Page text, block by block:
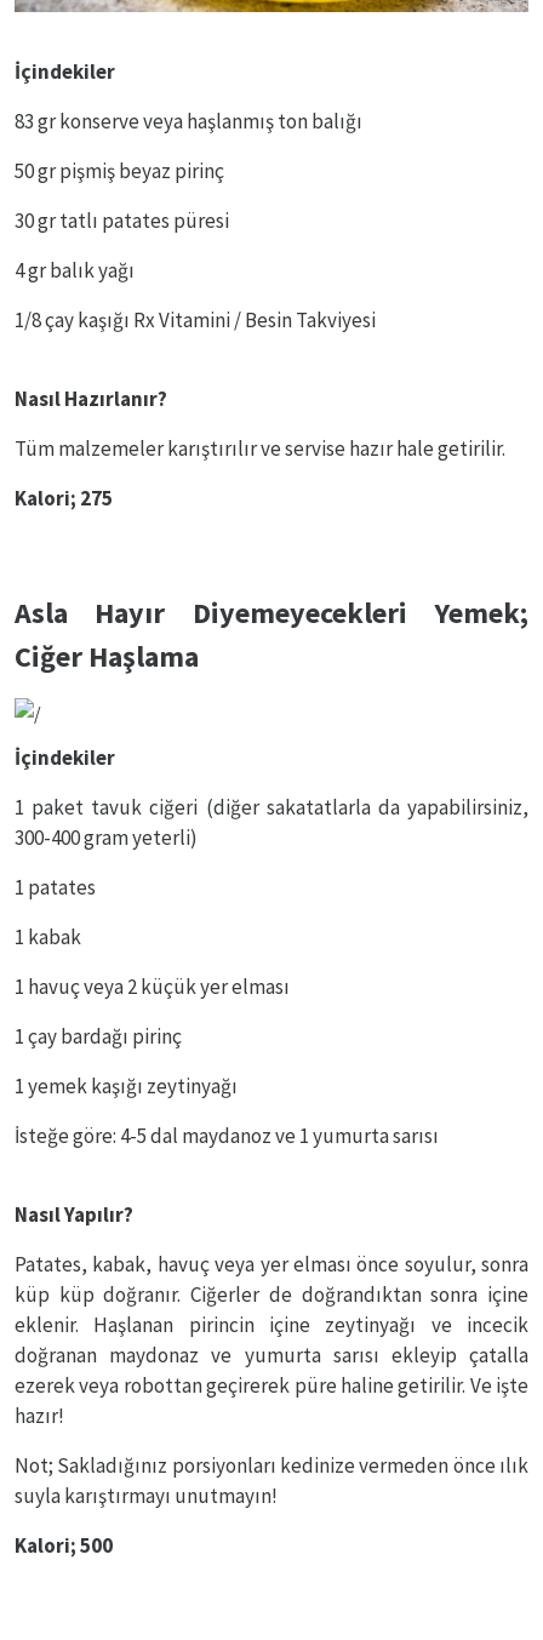
İçindekiler
83 gr konserve veya haşlanmış ton balığı
50 gr pişmiş beyaz pirinç
30 gr tatlı patates püresi
4 gr balık yağı
1/8 çay kaşığı Rx Vitamini / Besin Takviyesi
Nasıl Hazırlanır?
Tüm malzemeler karıştırılır ve servise hazır hale getirilir.
Kalori; 275
Asla Hayır Diyemeyecekleri Yemek;
Ciğer Haşlama
İçindekiler
1 paket tavuk ciğeri (diğer sakatatlarla da yapabilirsiniz,
300-400 gram yeterli)
1 patates
1 kabak
1 havuç veya 2 küçük yer elması
1 çay bardağı pirinç
1 yemek kaşığı zeytinyağı
İsteğe göre: 4-5 dal maydanoz ve 1 yumurta sarısı
Nasıl Yapılır?
Patates, kabak, havuç veya yer elması önce soyulur, sonra
küp küp doğranır. Ciğerler de doğrandıktan sonra içine
eklenir. Haşlanan pirincin içine zeytinyağı ve incecik
doğranan maydonaz ve yumurta sarısı ekleyip çatalla
ezerek veya robottan geçirerek püre haline getirilir. Ve işte
hazır!
Not; Sakladığınız porsiyonları kedinize vermeden önce ılık
suyla karıştırmayı unutmayın!
Kalori; 500